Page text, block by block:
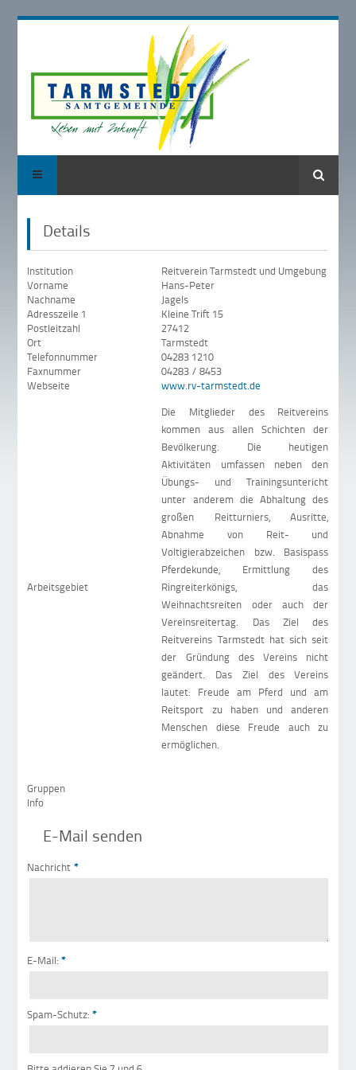
Suche
Details
Institution
Reitverein Tarmstedt und Umgebung
Vorname
Hans-Peter
Nachname
Jagels
Adresszeile 1
Kleine Trift 15
Postleitzahl
27412
Ort
Tarmstedt
Telefonnummer
04283 1210
Faxnummer
04283 / 8453
Webseite
www.rv-tarmstedt.de
Arbeitsgebiet
Die Mitglieder des Reitvereins
kommen aus allen Schichten der
Bevölkerung. Die heutigen
Aktivitäten umfassen neben den
Übungs- und Trainingsuntericht
unter anderem die Abhaltung des
großen Reitturniers, Ausritte,
Abnahme von Reit- und
Voltigierabzeichen bzw. Basispass
Pferdekunde, Ermittlung des
Ringreiterkönigs, das
Weihnachtsreiten oder auch der
Vereinsreitertag. Das Ziel des
Reitvereins Tarmstedt hat sich seit
der Gründung des Vereins nicht
geändert. Das Ziel des Vereins
lautet: Freude am Pferd und am
Reitsport zu haben und anderen
Menschen diese Freude auch zu
ermöglichen.
Gruppen
Info
E-Mail senden
Nachricht *
E-Mail: *
Spam-Schutz: *